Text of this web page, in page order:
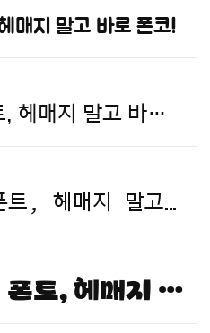
매지 말고 바로 폰코!
당신이 찾던 그 폰트, 헤매지 말고 바로 폰코!
당신이 찾던 그 폰트, 헤매지 말고 바로 폰코!
당신이 찾던 그 폰트, 헤매지 말고 바로 폰코!